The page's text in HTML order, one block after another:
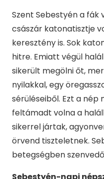
Szent Sebestyén a fák
császár katonatisztje
keresztény is. Sok
hitre. Emiatt végül
sikerült megölni őt,
nyilakkal, egy
sérüléseiből. Ezt a
feltámadt volna a
sikerrel jártak,
örvend tiszteletnek.
betegségben
Sebestyén-napi